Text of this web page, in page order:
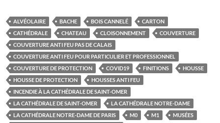
ALVÉOLAIRE BACHE BOIS CANNELÉ
CARTON
CATHÉDRALE
CHATEAU CLOISONNEMENT
COUVERTURE
COUVERTURE ANTI FEU PAS DE CALAIS
COUVERTURE ANTI FEU POUR PARTICULIER ET PROFESSIONNEL
COUVERTURE DE PROTECTION
COVID19 FINITIONS
HOUSSE
HOUSSE DE PROTECTION
HOUSSES ANTI FEU
INCENDIE À LA CATHÉDRALE DE SAINT-OMER
LA CATHÉDRALE DE SAINT-OMER
LA CATHÉDRALE NOTRE-DAME
LA CATHÉDRALE NOTRE-DAME DE PARIS
M0 M1 MUSÉES